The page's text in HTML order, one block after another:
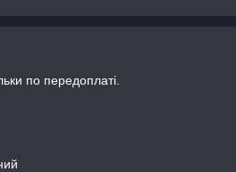
по передоплаті.